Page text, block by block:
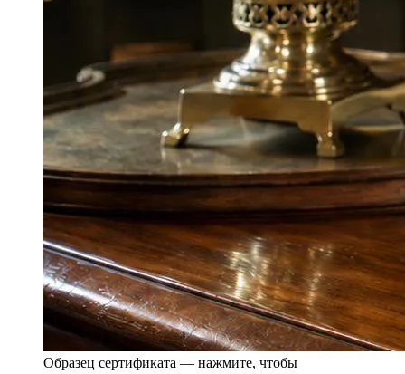
Образец сертификата — нажмите, чтобы